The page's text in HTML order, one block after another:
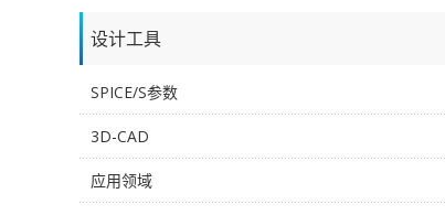
设计工具
SPICE/S参数
3D-CAD
应用领域